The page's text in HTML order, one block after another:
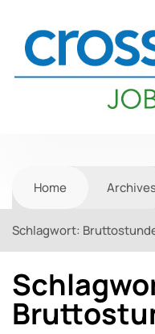
Home
Schlagwort: